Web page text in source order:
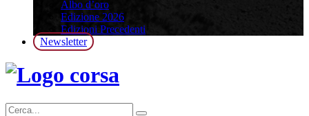
Albo d’oro
Edizione 2026
Edizioni Precedenti
Newsletter